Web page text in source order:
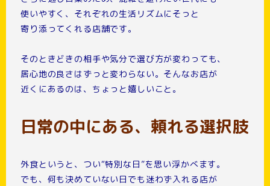
使いやすく、それぞれの生活リズムにそっと
寄り添ってくれる店舗です。
そのときどきの相手や気分で選び方が変わっても、
居心地の良さはずっと変わらない。そんなお店が
近くにあるのは、ちょっと嬉しいこと。
日常の中にある、頼れる選択肢
外食というと、つい“特別な日”を思い浮かべます。
でも、何も決めていない日でも迷わず入れる店が